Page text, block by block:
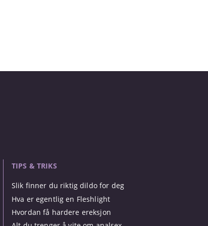
TIPS & TRIKS
Slik finner du riktig dildo for deg
Hva er egentlig en Fleshlight
Hvordan få hardere ereksjon